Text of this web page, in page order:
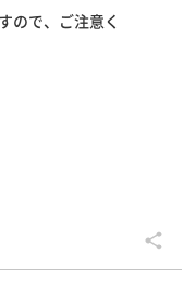
ので、ご注意く